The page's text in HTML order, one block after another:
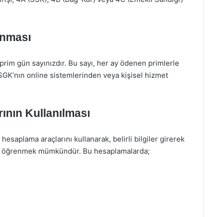
gün sayınızdır. Bu sayı, her ay ödenen primlerle
online sistemlerinden veya kişisel hizmet
Kullanılması
araçlarını kullanarak, belirli bilgiler girerek
mümkündür. Bu hesaplamalarda;